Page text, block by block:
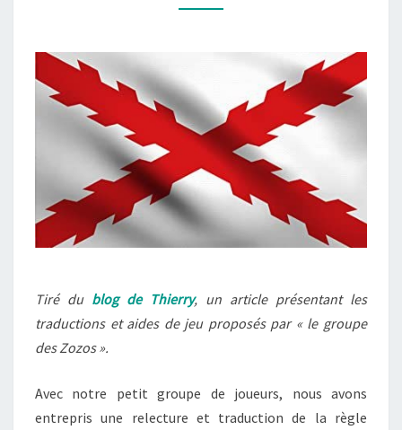
PAR
ZOZOS »
Tiré du blog de Thierry, un article présentant les
traductions et aides de jeu proposés par « le groupe
des Zozos ».
Avec notre petit groupe de joueurs, nous avons
entrepris une relecture et traduction de la règle